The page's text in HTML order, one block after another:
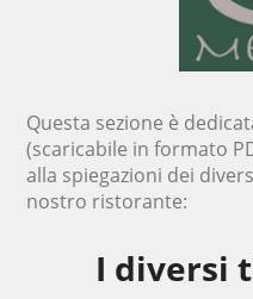
Questa sezione è
(scaricabile in formato
alla spiegazioni dei
nostro ristorante:
I diversi